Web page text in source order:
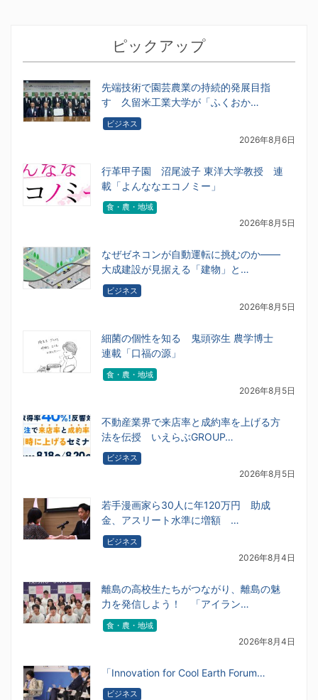
ピックアップ
先端技術で園芸農業の持続的発展目指
す 久留米工業大学が「ふくおか…
ビジネス
2026年8月6日
行革甲子園 沼尾波子 東洋大学教授 連
載「よんななエコノミー」
食・農・地域
2026年8月5日
なぜゼネコンが自動運転に挑むのか――
大成建設が見据える「建物」と…
ビジネス
2026年8月5日
細菌の個性を知る 鬼頭弥生 農学博士
連載「口福の源」
食・農・地域
2026年8月5日
不動産業界で来店率と成約率を上げる方
法を伝授 いえらぶGROUP…
ビジネス
2026年8月5日
若手漫画家ら30人に年120万円 助成
金、アスリート水準に増額 …
ビジネス
2026年8月4日
離島の高校生たちがつながり、離島の魅
力を発信しよう！ 「アイラン…
食・農・地域
2026年8月4日
「Innovation for Cool Earth Forum…
ビジネス